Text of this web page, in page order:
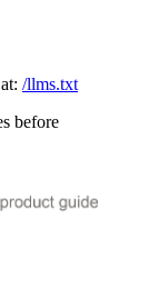
/llms.txt
before